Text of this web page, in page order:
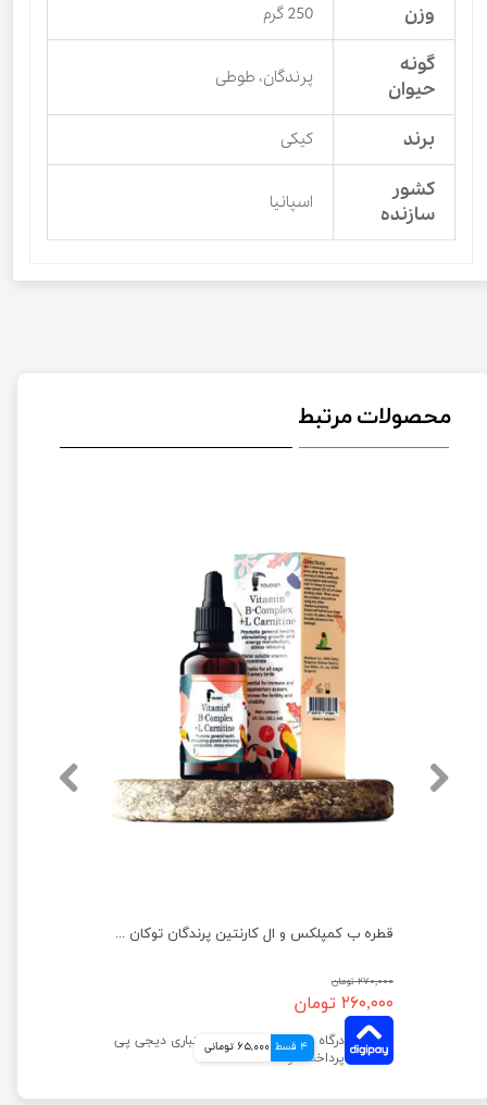
وزن 250 گرم
گونه
حیوان
پرندگان،‌ طوطی
برند کیکی
کشور
سازنده
اسپانیا
محصولات مرتبط
قطره ب کمپلکس و ال کارنتین پرندگان توکان حجم ۳۰ میلی لیتر
۲۷۰,۰۰۰ تومان
۲۶۰,۰۰۰ تومان
4 قسط 65,000 تومانی